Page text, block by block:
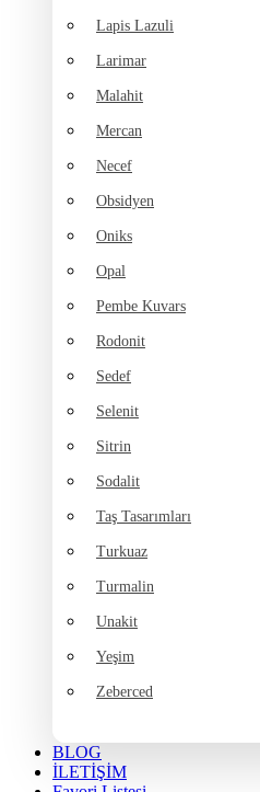
Lapis Lazuli
Larimar
Malahit
Mercan
Necef
Obsidyen
Oniks
Opal
Pembe Kuvars
Rodonit
Sedef
Selenit
Sitrin
Sodalit
Taş Tasarımları
Turkuaz
Turmalin
Unakit
Yeşim
Zeberced
BLOG
İLETİŞİM